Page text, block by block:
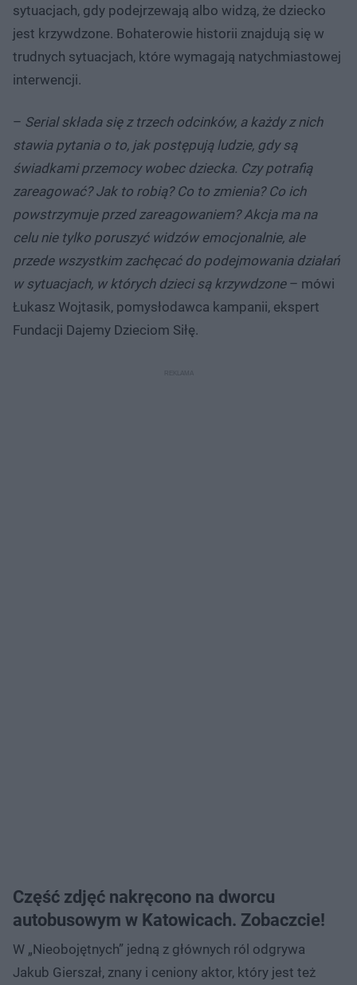
sytuacjach, gdy podejrzewają albo widzą, że dziecko
jest krzywdzone. Bohaterowie historii znajdują się w
trudnych sytuacjach, które wymagają natychmiastowej
interwencji.
– Serial składa się z trzech odcinków, a każdy z nich
stawia pytania o to, jak postępują ludzie, gdy są
świadkami przemocy wobec dziecka. Czy potrafią
zareagować? Jak to robią? Co to zmienia? Co ich
powstrzymuje przed zareagowaniem? Akcja ma na
celu nie tylko poruszyć widzów emocjonalnie, ale
przede wszystkim zachęcać do podejmowania działań
w sytuacjach, w których dzieci są krzywdzone– mówi
Łukasz Wojtasik, pomysłodawca kampanii, ekspert
Fundacji Dajemy Dzieciom Siłę.
Część zdjęć nakręcono na dworcu
autobusowym w Katowicach. Zobaczcie!
W „Nieobojętnych” jedną z głównych ról odgrywa
Jakub Gierszał, znany i ceniony aktor, który jest też